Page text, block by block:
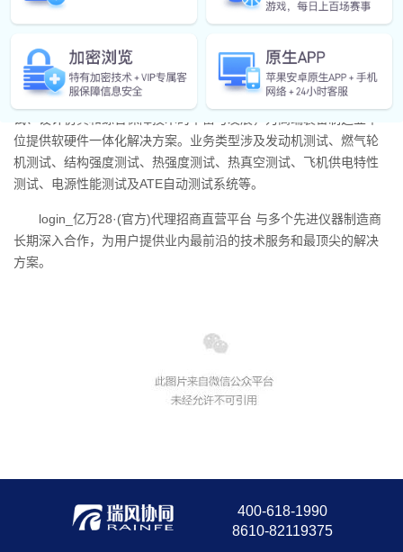
login_亿万28·(官方)代理招商直营平台 创立于2007年，是专业
从事工业软件和装备数据工程的高科技股份制企业，致力于试验测
位提供软硬件一体化解决方案。业务类型涉及发动机测试、燃气轮
机测试、结构强度测试、热强度测试、热真空测试、飞机供电特性
测试、电源性能测试及ATE自动测试系统等。
login_亿万28·(官方)代理招商直营平台 与多个先进仪器制造商
长期深入合作，为用户提供业内最前沿的技术服务和最顶尖的解决
方案。
400-618-1990
8610-82119375